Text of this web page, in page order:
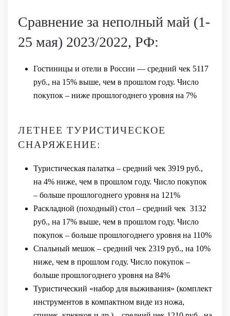
Сравнение за неполный май (1-
25 мая) 2023/2022, РФ:
Гостиницы и отели в России — средний чек 5117
руб., на 15% выше, чем в прошлом году. Число
покупок – ниже прошлогоднего уровня на 7%
ЛЕТНЕЕ ТУРИСТИЧЕСКОЕ
СНАРЯЖЕНИЕ:
Туристическая палатка – средний чек 3919 руб.,
на 4% ниже, чем в прошлом году. Число покупок
– больше прошлогоднего уровня на 121%
Раскладной (походный) стол – средний чек 3132
руб., на 17% выше, чем в прошлом году. Число
покупок – больше прошлогоднего уровня на 110%
Спальный мешок – средний чек 2319 руб., на 10%
ниже, чем в прошлом году. Число покупок –
больше прошлогоднего уровня на 84%
Туристический «набор для выживания» (комплект
инструментов в компактном виде из ножа,